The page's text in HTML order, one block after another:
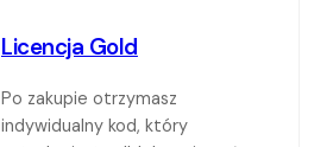
Licencja Gold
Po zakupie otrzymasz
indywidualny kod, który